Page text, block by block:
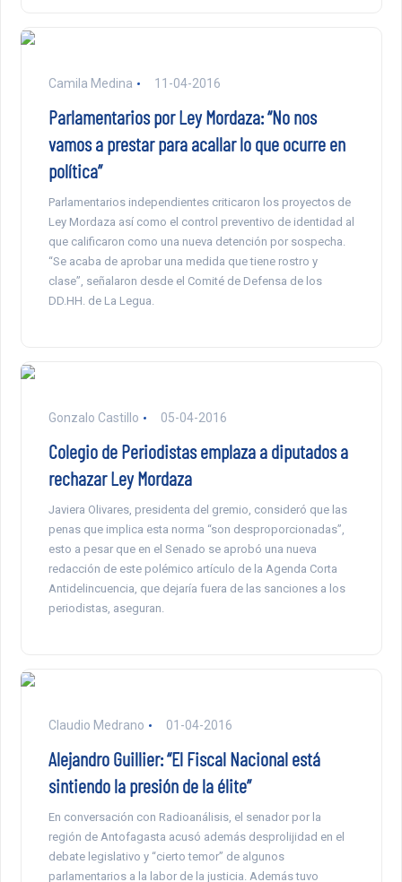
Camila Medina 11-04-2016
Parlamentarios por Ley Mordaza: “No nos
vamos a prestar para acallar lo que ocurre en
política”
Parlamentarios independientes criticaron los proyectos de
Ley Mordaza así como el control preventivo de identidad al
que calificaron como una nueva detención por sospecha.
“Se acaba de aprobar una medida que tiene rostro y
clase”, señalaron desde el Comité de Defensa de los
DD.HH. de La Legua.
Gonzalo Castillo 05-04-2016
Colegio de Periodistas emplaza a diputados a
rechazar Ley Mordaza
Javiera Olivares, presidenta del gremio, consideró que las
penas que implica esta norma “son desproporcionadas”,
esto a pesar que en el Senado se aprobó una nueva
redacción de este polémico artículo de la Agenda Corta
Antidelincuencia, que dejaría fuera de las sanciones a los
periodistas, aseguran.
Claudio Medrano 01-04-2016
Alejandro Guillier: “El Fiscal Nacional está
sintiendo la presión de la élite”
En conversación con Radioanálisis, el senador por la
región de Antofagasta acusó además desprolijidad en el
debate legislativo y “cierto temor” de algunos
parlamentarios a la labor de la justicia. Además tuvo